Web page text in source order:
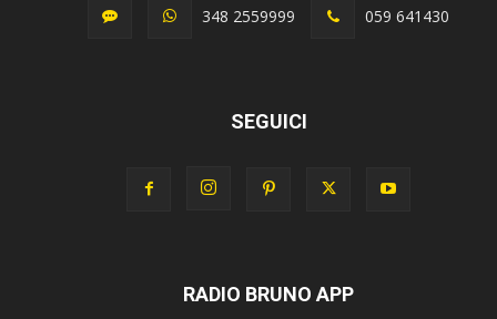
348 2559999 059 641430
SEGUICI
RADIO BRUNO APP